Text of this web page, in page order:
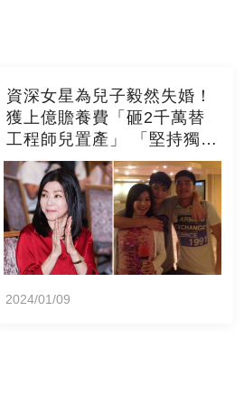
資深女星為兒子毅然失婚！
獲上億贍養費「砸2千萬替
工程師兒置產」 「堅持獨居
台灣」兒子不婚也支持
2024/01/09